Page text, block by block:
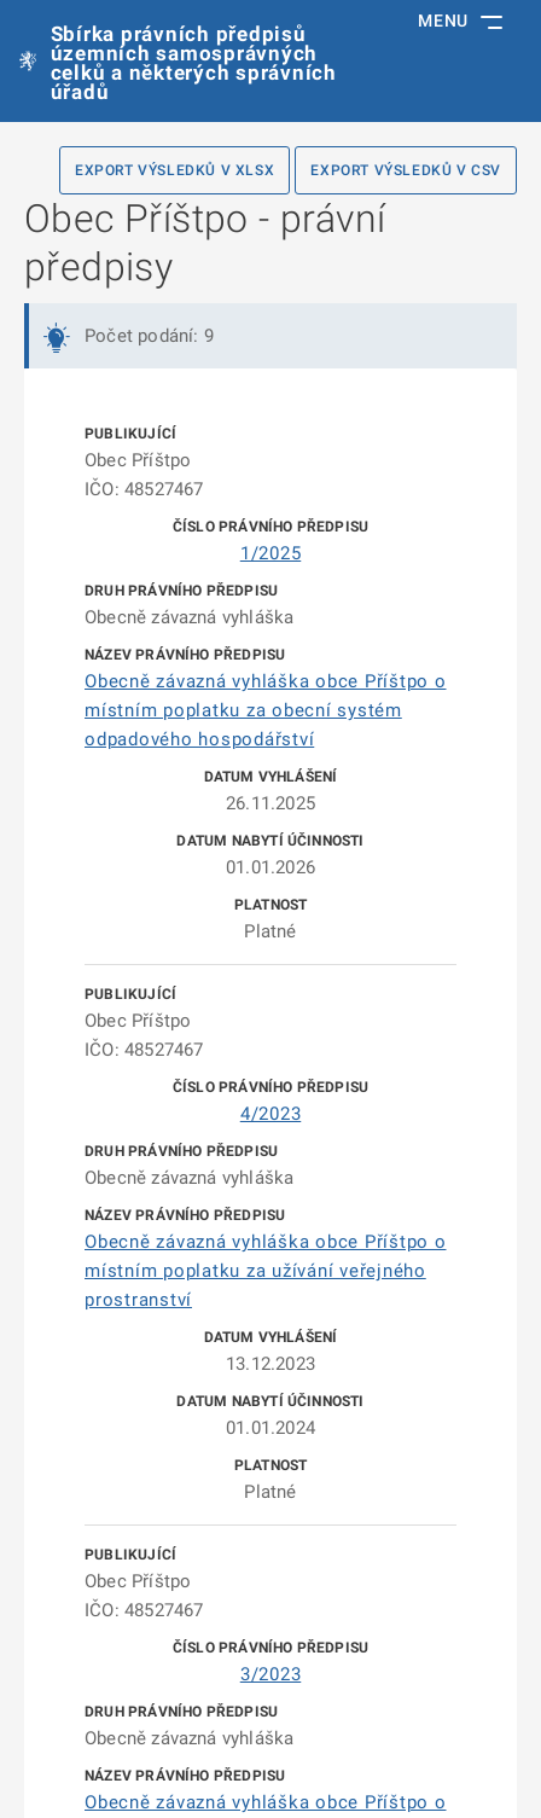
Sbírka právních předpisů
územních samosprávných
celků a některých správních
úřadů
MENU
EXPORT VÝSLEDKŮ V XLSX EXPORT VÝSLEDKŮ V CSV
Obec Příštpo - právní
předpisy
Počet podání: 9
Obec Příštpo
IČO: 48527467
1/2025
Obecně závazná vyhláška
Obecně závazná vyhláška obce Příštpo o
místním poplatku za obecní systém
odpadového hospodářství
26.11.2025
01.01.2026
Platné
Obec Příštpo
IČO: 48527467
4/2023
Obecně závazná vyhláška
Obecně závazná vyhláška obce Příštpo o
místním poplatku za užívání veřejného
prostranství
13.12.2023
01.01.2024
Platné
Obec Příštpo
IČO: 48527467
3/2023
Obecně závazná vyhláška
Obecně závazná vyhláška obce Příštpo o